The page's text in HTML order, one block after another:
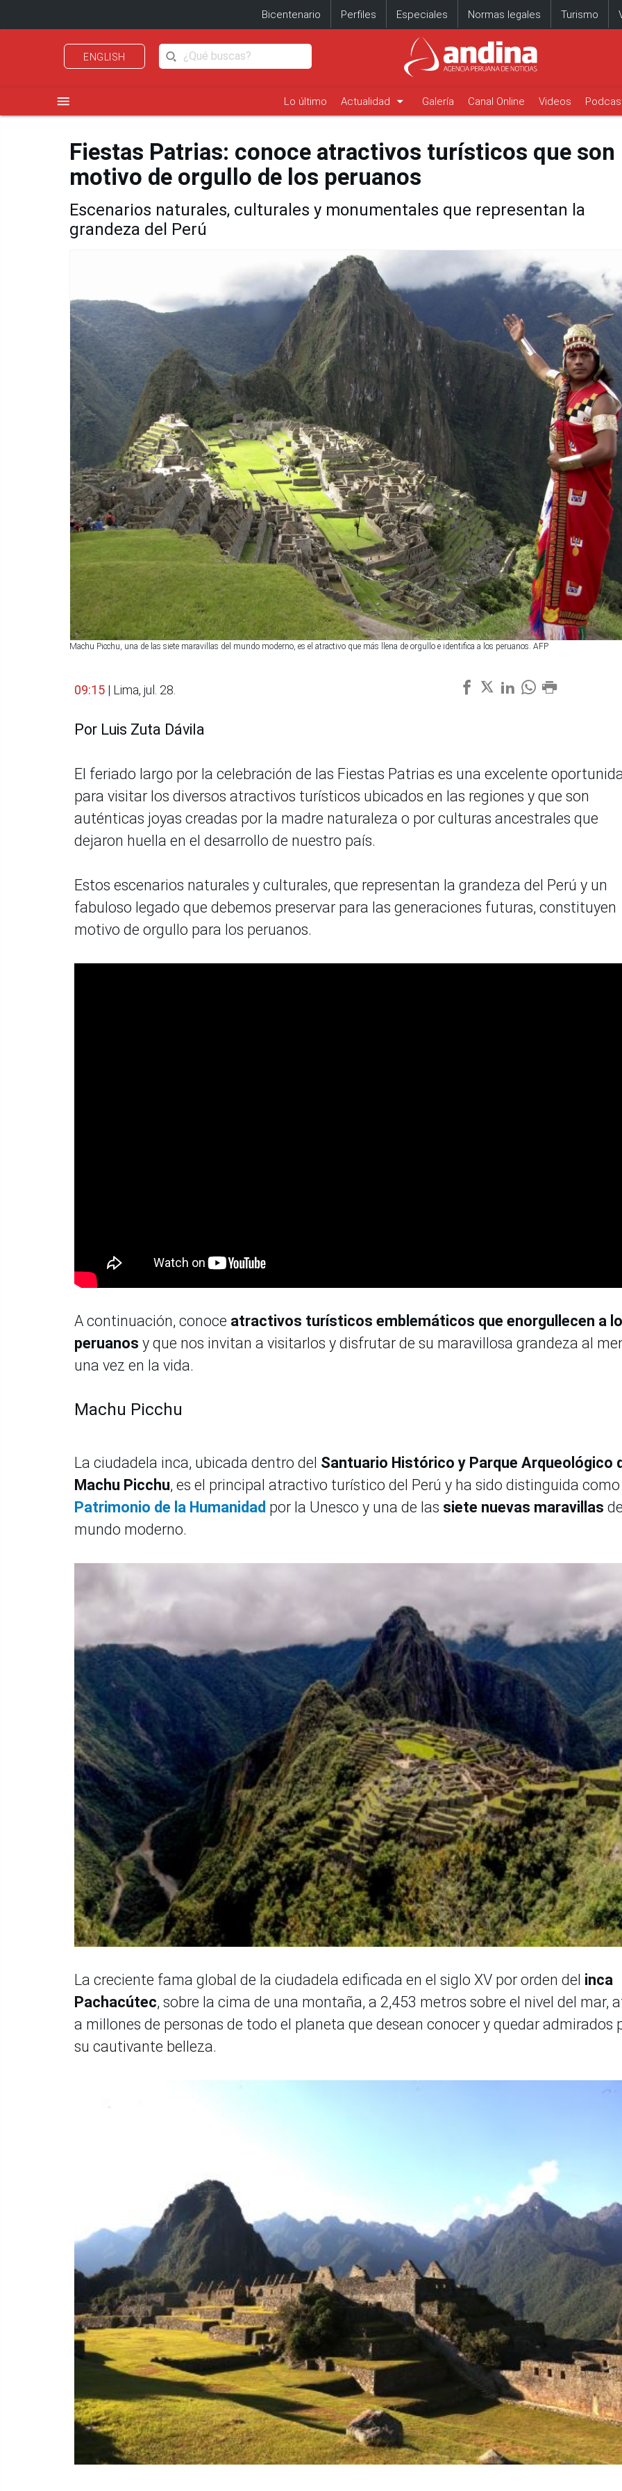
Bicentenario Perfiles Especiales Normas legales Turismo
ENGLISH
menu Lo último Actualidad arrow_drop_down Galería Canal Online Videos
Fiestas Patrias: conoce atractivos turísticos que son
motivo de orgullo de los peruanos
Escenarios naturales, culturales y monumentales que representan la
grandeza del Perú
Machu Picchu, una de las siete maravillas del mundo moderno, es el atractivo que más llena de orgullo e identifica a los peruanos. AFP
09:15 | Lima, jul. 28.
Por Luis Zuta Dávila
El feriado largo por la celebración de las Fiestas Patrias es una excelente
para visitar los diversos atractivos turísticos ubicados en las regiones y que son
auténticas joyas creadas por la madre naturaleza o por culturas ancestrales que
dejaron huella en el desarrollo de nuestro país.
Estos escenarios naturales y culturales, que representan la grandeza del Perú y un
fabuloso legado que debemos preservar para las generaciones futuras, constituyen
motivo de orgullo para los peruanos.
A continuación, conoce atractivos turísticos emblemáticos que enorgullecen a
peruanos y que nos invitan a visitarlos y disfrutar de su maravillosa grandeza al
una vez en la vida.
Machu Picchu
La ciudadela inca, ubicada dentro del Santuario Histórico y Parque Arqueológico
Machu Picchu, es el principal atractivo turístico del Perú y ha sido distinguida como
Patrimonio de la Humanidad por la Unesco y una de las siete nuevas maravillas
mundo moderno.
La creciente fama global de la ciudadela edificada en el siglo XV por orden del inca
Pachacútec, sobre la cima de una montaña, a 2,453 metros sobre el nivel del mar,
a millones de personas de todo el planeta que desean conocer y quedar admirados
su cautivante belleza.